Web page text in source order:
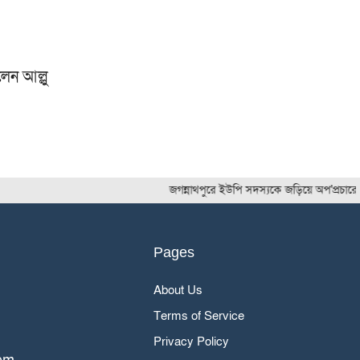
আল্লু
জগন্নাথপুরে ইউপি সদস্যকে জড়িয়ে অপ'প্রচারের
Pages
About Us
Terms of Service
Privacy Policy